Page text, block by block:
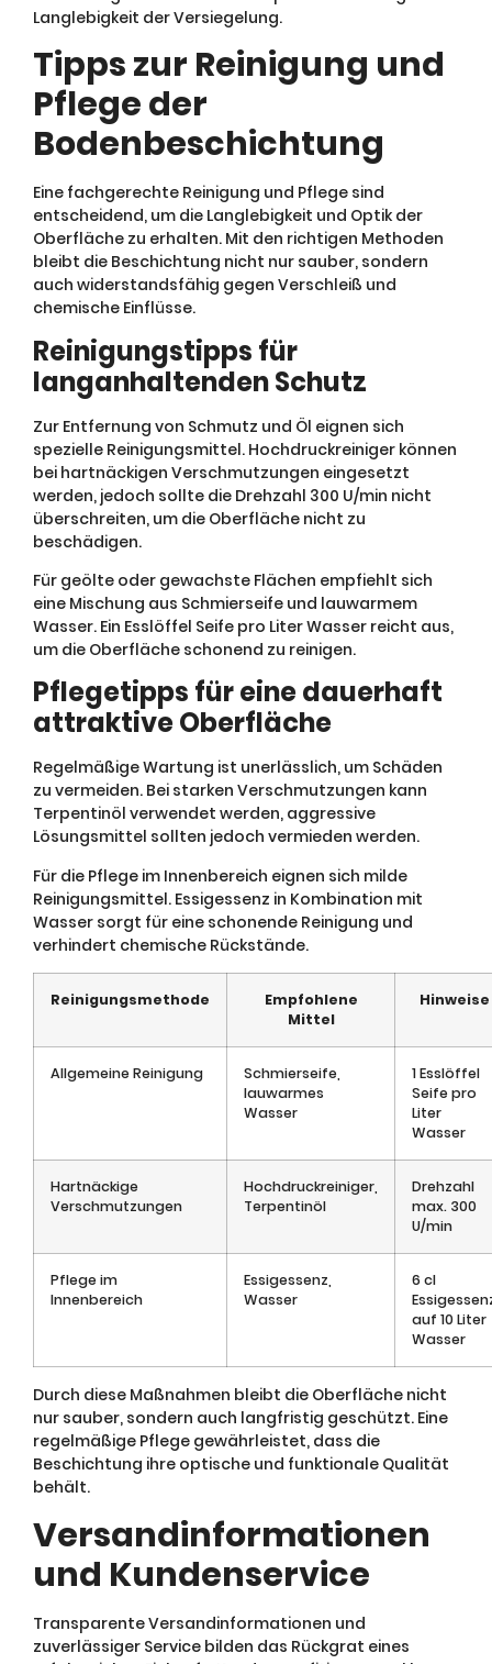
Langlebigkeit der Versiegelung.
Tipps zur Reinigung und
Pflege der
Bodenbeschichtung
Eine fachgerechte Reinigung und Pflege sind
entscheidend, um die Langlebigkeit und Optik der
Oberfläche zu erhalten. Mit den richtigen Methoden
bleibt die Beschichtung nicht nur sauber, sondern
auch widerstandsfähig gegen Verschleiß und
chemische Einflüsse.
Reinigungstipps für
langanhaltenden Schutz
Zur Entfernung von Schmutz und Öl eignen sich
spezielle Reinigungsmittel. Hochdruckreiniger können
bei hartnäckigen Verschmutzungen eingesetzt
werden, jedoch sollte die Drehzahl 300 U/min nicht
überschreiten, um die Oberfläche nicht zu
beschädigen.
Für geölte oder gewachste Flächen empfiehlt sich
eine Mischung aus Schmierseife und lauwarmem
Wasser. Ein Esslöffel Seife pro Liter Wasser reicht aus,
um die Oberfläche schonend zu reinigen.
Pflegetipps für eine dauerhaft
attraktive Oberfläche
Regelmäßige Wartung ist unerlässlich, um Schäden
zu vermeiden. Bei starken Verschmutzungen kann
Terpentinöl verwendet werden, aggressive
Lösungsmittel sollten jedoch vermieden werden.
Für die Pflege im Innenbereich eignen sich milde
Reinigungsmittel. Essigessenz in Kombination mit
Wasser sorgt für eine schonende Reinigung und
verhindert chemische Rückstände.
Reinigungsmethode
Empfohlene
Mittel
Hinweise
Allgemeine Reinigung
Schmierseife,
lauwarmes
Wasser
1 Esslöffel
Seife pro
Liter
Wasser
Hartnäckige
Verschmutzungen
Hochdruckreiniger,
Terpentinöl
Drehzahl
max. 300
U/min
Pflege im
Innenbereich
Essigessenz,
Wasser
6 cl
auf 10 Liter
Wasser
Durch diese Maßnahmen bleibt die Oberfläche nicht
nur sauber, sondern auch langfristig geschützt. Eine
regelmäßige Pflege gewährleistet, dass die
Beschichtung ihre optische und funktionale Qualität
behält.
Versandinformationen
und Kundenservice
Transparente Versandinformationen und
zuverlässiger Service bilden das Rückgrat eines